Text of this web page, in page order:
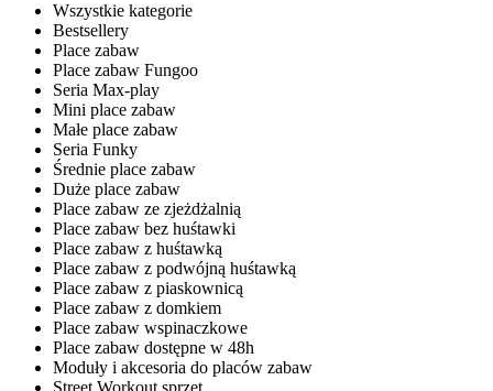
Wszystkie kategorie
Bestsellery
Place zabaw
Place zabaw Fungoo
Seria Max-play
Mini place zabaw
Małe place zabaw
Seria Funky
Średnie place zabaw
Duże place zabaw
Place zabaw ze zjeżdżalnią
Place zabaw bez huśtawki
Place zabaw z huśtawką
Place zabaw z podwójną huśtawką
Place zabaw z piaskownicą
Place zabaw z domkiem
Place zabaw wspinaczkowe
Place zabaw dostępne w 48h
Moduły i akcesoria do placów zabaw
Street Workout sprzęt